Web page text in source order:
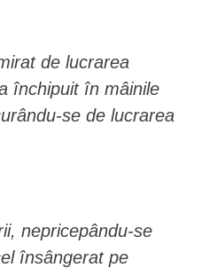
de lucrarea
închipuit în mâinile
se de lucrarea
nepricepându-se
însângerat pe